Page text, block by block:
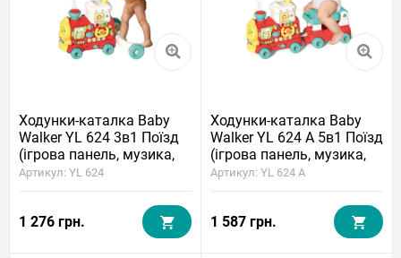
Ходунки-каталка Baby
Walker YL 624 3в1 Поїзд
(ігрова панель, музика,
світло, годинник,
Артикул: YL 624
1 276 грн.
Ходунки-каталка Baby
Walker YL 624 A 5в1 Поїзд
(ігрова панель, музика,
світло, годинник,
Артикул: YL 624 A
1 587 грн.